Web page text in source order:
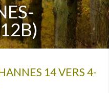
14 VERS 4-